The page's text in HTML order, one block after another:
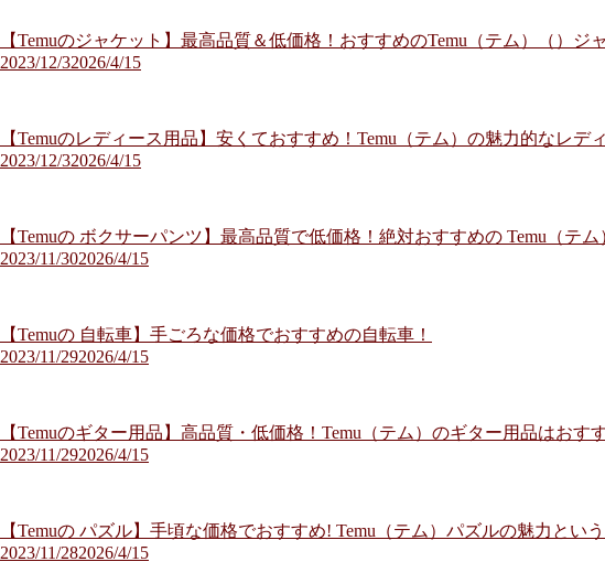
【Temuのジャケット】最高品質＆低価格！おすすめのTemu（テム）（）ジ
2023/12/32026/4/15
【Temuのレディース用品】安くておすすめ！Temu（テム）の魅力的なレデ
2023/12/32026/4/15
【Temuの ボクサーパンツ】最高品質で低価格！絶対おすすめの Temu（テ
2023/11/302026/4/15
【Temuの 自転車】手ごろな価格でおすすめの自転車！
2023/11/292026/4/15
【Temuのギター用品】高品質・低価格！Temu（テム）のギター用品はおす
2023/11/292026/4/15
【Temuの パズル】手頃な価格でおすすめ! Temu（テム）パズルの魅力とい
2023/11/282026/4/15